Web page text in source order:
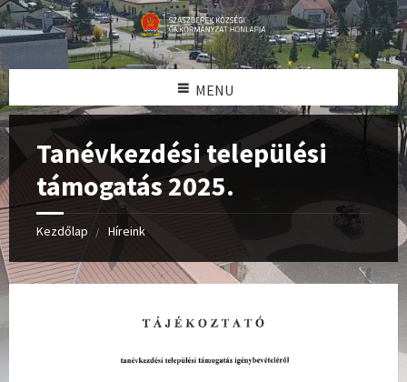
MENU
Tanévkezdési települési
támogatás 2025.
Kezdőlap Híreink